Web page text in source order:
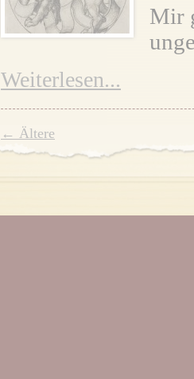
Mir
Weiterlesen...
← Ältere